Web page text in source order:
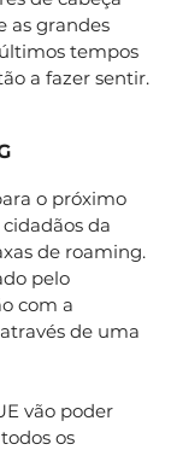
as grandes
tempos
a fazer sentir.
o próximo
cidadãos da
de roaming.
pelo
com a
de uma
vão poder
os